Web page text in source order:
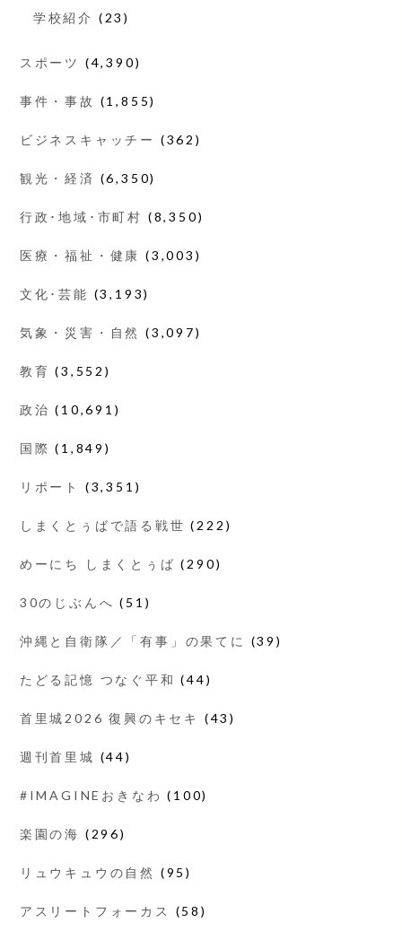
学校紹介 (23)
スポーツ (4,390)
事件・事故 (1,855)
ビジネスキャッチー (362)
観光・経済 (6,350)
行政･地域･市町村 (8,350)
医療・福祉・健康 (3,003)
文化･芸能 (3,193)
気象・災害・自然 (3,097)
教育 (3,552)
政治 (10,691)
国際 (1,849)
リポート (3,351)
しまくとぅばで語る戦世 (222)
めーにち しまくとぅば (290)
30のじぶんへ (51)
沖縄と自衛隊／「有事」の果てに (39)
たどる記憶 つなぐ平和 (44)
首里城2026 復興のキセキ (43)
週刊首里城 (44)
#IMAGINEおきなわ (100)
楽園の海 (296)
リュウキュウの自然 (95)
アスリートフォーカス (58)